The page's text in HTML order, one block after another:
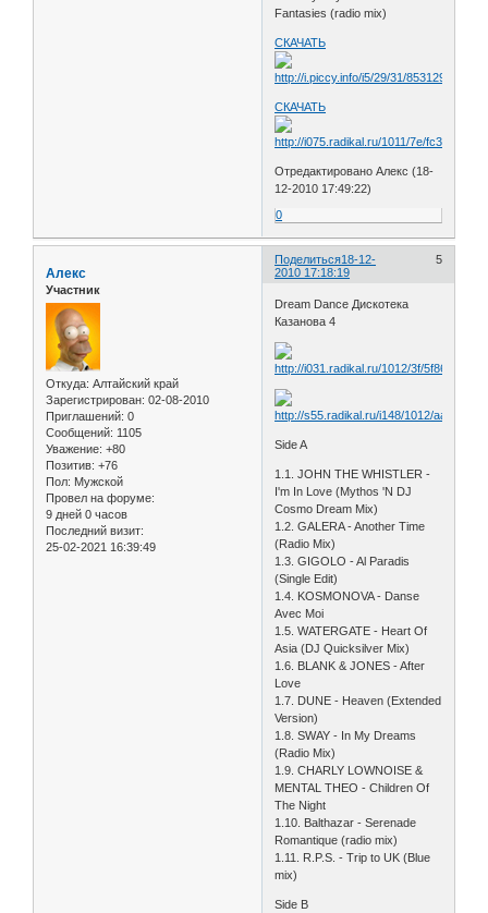
Fantasies (radio mix)
СКАЧАТЬ
СКАЧАТЬ
Отредактировано Алекс (18-
12-2010 17:49:22)
0
Поделиться 5
18-12-
2010 17:18:19
Алекс
Участник
Откуда: Алтайский край
Зарегистрирован: 02-08-2010
Приглашений: 0
Сообщений: 1105
Уважение: +80
Позитив: +76
Пол: Мужской
Провел на форуме:
9 дней 0 часов
Последний визит:
25-02-2021 16:39:49
Dream Dance Дискотека
Казанова 4
Side A
1.1. JOHN THE WHISTLER -
I'm In Love (Mythos 'N DJ
Cosmo Dream Mix)
1.2. GALERA - Another Time
(Radio Mix)
1.3. GIGOLO - Al Paradis
(Single Edit)
1.4. KOSMONOVA - Danse
Avec Moi
1.5. WATERGATE - Heart Of
Asia (DJ Quicksilver Mix)
1.6. BLANK & JONES - After
Love
1.7. DUNE - Heaven (Extended
Version)
1.8. SWAY - In My Dreams
(Radio Mix)
1.9. CHARLY LOWNOISE &
MENTAL THEO - Children Of
The Night
1.10. Balthazar - Serenade
Romantique (radio mix)
1.11. R.P.S. - Trip to UK (Blue
mix)
Side B